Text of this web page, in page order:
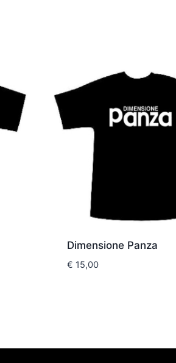
Dimensione Panza
€ 15,00